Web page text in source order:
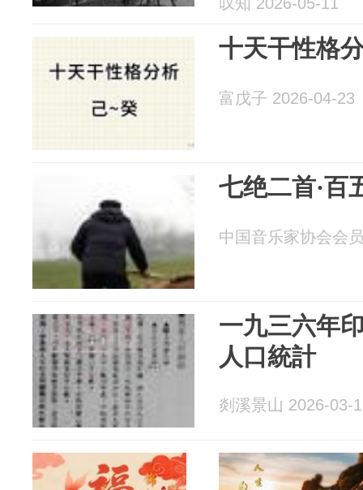
十天干性格
富戊子 2026-04-23
七绝二首·百
中国音乐家协会会
一九三六年
人口統計
剡溪景山 2026-03-